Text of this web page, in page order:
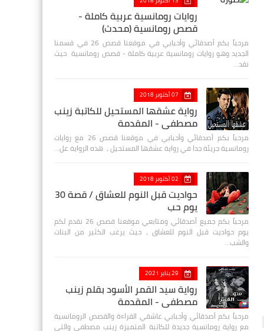
روايات رومانسية عربية كاملة -
قصص رومانسية (محدث)
مرحباً بكم أصدقائي وأحبابي في موقعنا قصص 26 في قسمنا
الجديد وهو روايات رومانسية عربية كاملة - قصص رومانسية حيث
نقد…
07 أكتوبر 2018
رواية عشقها المستحيل للكاتبة زينب
مصطفي - المقدمة
مرحباً بكم أصدقائي وأحبابي في موقعنا قصص 26 مع روايات
رومانسية جريئة جدا في رواية عشقها المستحيل ، هذه الرواية عل…
02 أكتوبر 2018
حواديت قبل النوم للعشاق / قصة 30
يوم حب
مرحباً بكم جميع أصدقائي ومتابعي موقعنا قصص 26 نقدم لكم
يوم حواديت قبل النوم للعشاق ، حيث يرغب الكثير من البنات
والشب…
29 يناير 2021
رواية سيد القمر الأسود بقلم زينب
مصطفي - المقدمة
مرحباً بكم أصدقائي وأحبابي عاشقي القراءة والقصص الرومانسية
مع رواية رومانسية جديدة للكاتبة المتميزة زينب مصطفى والتي